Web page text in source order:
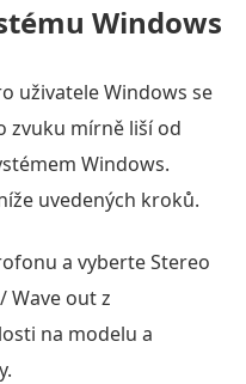
Windows
uživatele Windows se
zvuku mírně liší od
Windows.
uvedených kroků.
a vyberte Stereo
Wave out z
na modelu a